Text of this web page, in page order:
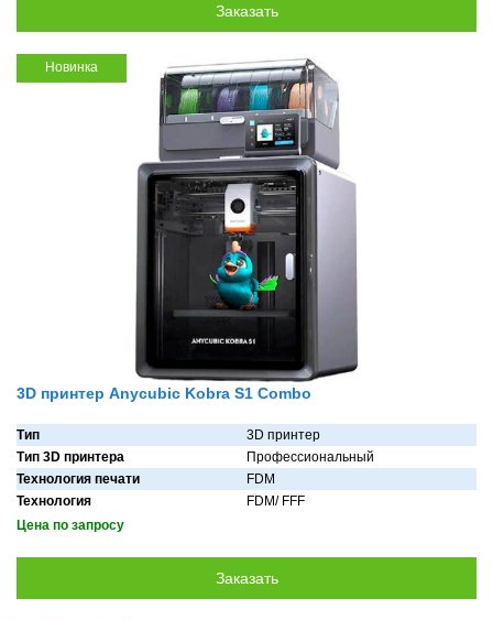
Новинка
3D принтер Anycubic Kobra S1 Combo
Тип
3D принтер
Тип 3D принтера
Профессиональный
Технология печати
FDM
Технология
FDM/ FFF
Цена по запросу